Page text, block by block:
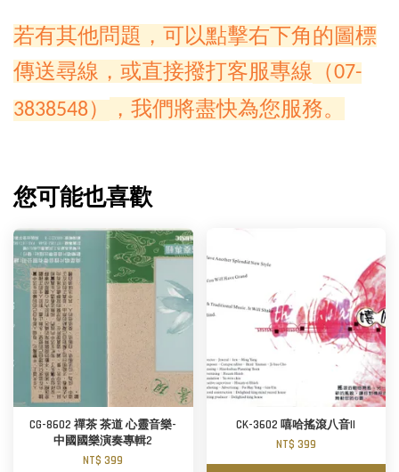
若有其他問題，可以點擊右下角的圖標
傳送尋線，或直接撥打客服專線 （07-
3838548）
，我們將盡快為您服務。
您可能也喜歡
CG-8602 禪茶 茶道 心靈音樂-
中國國樂演奏專輯2
NT$ 399
CK-3602 嘻哈搖滾八音II
NT$ 399